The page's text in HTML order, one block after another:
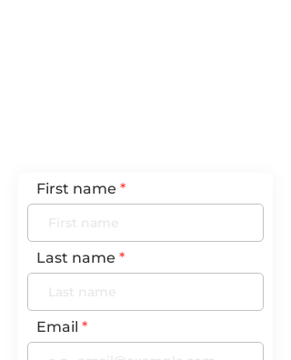
First name
Last name
Email